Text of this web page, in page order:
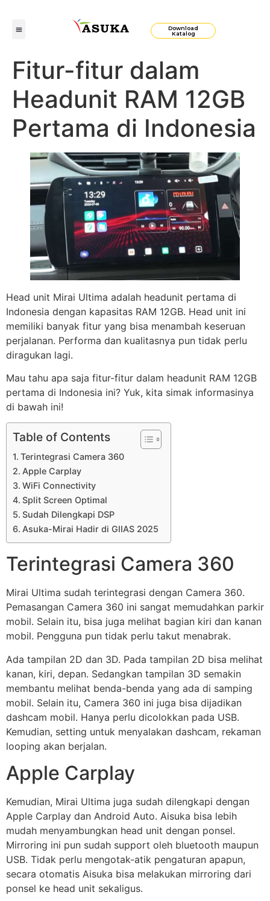
Download
Katalog
Fitur-fitur dalam
Headunit RAM 12GB
Pertama di Indonesia
Head unit Mirai Ultima adalah headunit pertama di
Indonesia dengan kapasitas RAM 12GB. Head unit ini
memiliki banyak fitur yang bisa menambah keseruan
perjalanan. Performa dan kualitasnya pun tidak perlu
diragukan lagi.
Mau tahu apa saja fitur-fitur dalam headunit RAM 12GB
pertama di Indonesia ini? Yuk, kita simak informasinya
di bawah ini!
Table of Contents
Terintegrasi Camera 360
Apple Carplay
WiFi Connectivity
Split Screen Optimal
Sudah Dilengkapi DSP
Asuka-Mirai Hadir di GIIAS 2025
Terintegrasi Camera 360
Mirai Ultima sudah terintegrasi dengan Camera 360.
Pemasangan Camera 360 ini sangat memudahkan parkir
mobil. Selain itu, bisa juga melihat bagian kiri dan kanan
mobil. Pengguna pun tidak perlu takut menabrak.
Ada tampilan 2D dan 3D. Pada tampilan 2D bisa melihat
kanan, kiri, depan. Sedangkan tampilan 3D semakin
membantu melihat benda-benda yang ada di samping
mobil. Selain itu, Camera 360 ini juga bisa dijadikan
dashcam mobil. Hanya perlu dicolokkan pada USB.
Kemudian, setting untuk menyalakan dashcam, rekaman
looping akan berjalan.
Apple Carplay
Kemudian, Mirai Ultima juga sudah dilengkapi dengan
Apple Carplay dan Android Auto. Aisuka bisa lebih
mudah menyambungkan head unit dengan ponsel.
Mirroring ini pun sudah support oleh bluetooth maupun
USB. Tidak perlu mengotak-atik pengaturan apapun,
secara otomatis Aisuka bisa melakukan mirroring dari
ponsel ke head unit sekaligus.